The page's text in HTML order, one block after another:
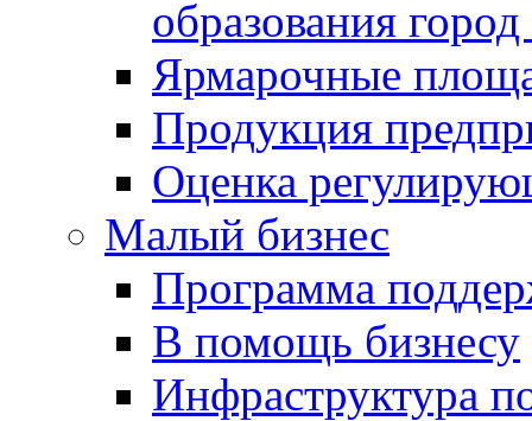
образования
Ярмарочные
Продукция
Оценка
Малый бизнес
Программа
В помощь бизнесу
Инфраструктура